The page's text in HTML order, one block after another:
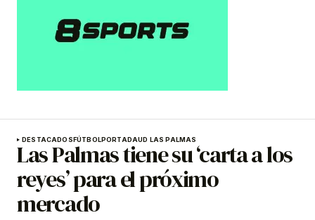
DESTACADOSFÚTBOLPORTADAUD LAS PALMAS
Las Palmas tiene su ‘carta a los
reyes’ para el próximo
mercado